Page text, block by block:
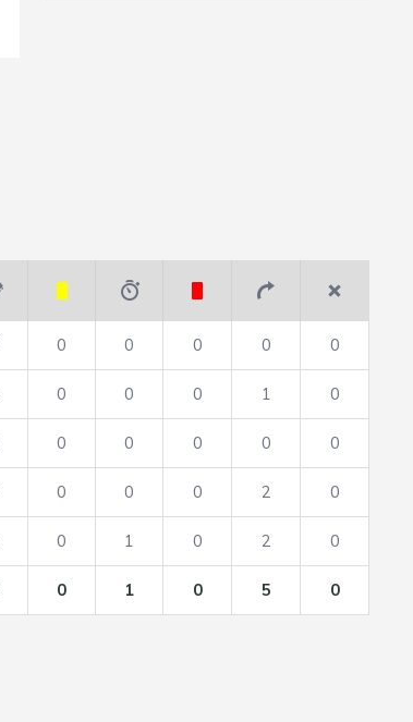
0 0 0 0 0
0 0 0 1 0
0 0 0 0 0
0 0 0 2 0
0 1 0 2 0
0 1 0 5 0